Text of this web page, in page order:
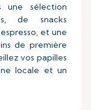
une sélection
de snacks
et une
de première
vos papilles
locale et un